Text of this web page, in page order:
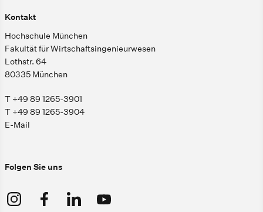
Kontakt
Hochschule München
Fakultät für Wirtschaftsingenieurwesen
Lothstr. 64
80335 München
T +49 89 1265-3901
T +49 89 1265-3904
E-Mail
Folgen Sie uns